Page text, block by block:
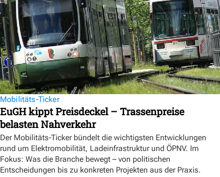
Mobilitäts-Ticker
EuGH kippt Preisdeckel – Trassenpreise
belasten Nahverkehr
Der Mobilitäts-Ticker bündelt die wichtigsten Entwicklungen
rund um Elektromobilität, Ladeinfrastruktur und ÖPNV. Im
Fokus: Was die Branche bewegt – von politischen
Entscheidungen bis zu konkreten Projekten aus der Praxis.